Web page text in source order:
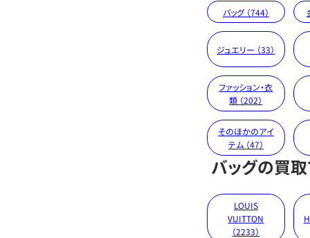
バッグ （744）
ジュエリー （33）
ファッション・衣
類 （202）
そのほかのアイ
テム （47）
バッグの買
LOUIS
VUITTON
（2233）